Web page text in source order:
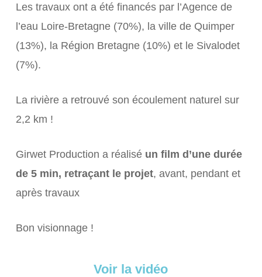
Les travaux ont a été financés par l’Agence de
l’eau Loire-Bretagne (70%), la ville de Quimper
(13%), la Région Bretagne (10%) et le Sivalodet
(7%).
La rivière a retrouvé son écoulement naturel sur
2,2 km !
Girwet Production a réalisé un film d’une durée
de 5 min, retraçant le projet, avant, pendant et
après travaux
Bon visionnage !
Voir la vidéo